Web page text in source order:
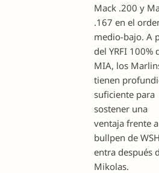
Mack .200 y
.167 en el
medio-bajo. A
del YRFI 100%
MIA, los
tienen
suficiente para
sostener una
ventaja frente
bullpen de
entra después
Mikolas.